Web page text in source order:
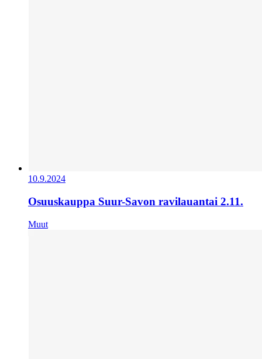
10.9.2024
Osuuskauppa Suur-Savon ravilauantai 2.11.
Muut